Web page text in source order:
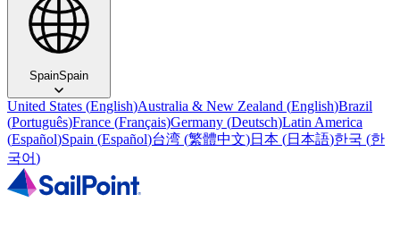
SpainSpain
United States (English)Australia & New Zealand (English)Brazil
(Português)France (Français)Germany (Deutsch)Latin America
(Español)Spain (Español)台湾 (繁體中文)日本 (日本語)한국 (한
국어)